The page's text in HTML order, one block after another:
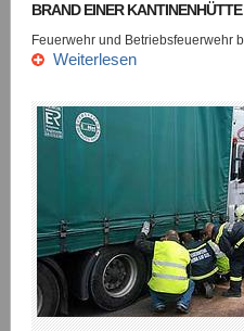
BRAND EINER
Feuerwehr und Betriebsfeuerwehr
Weiterlesen